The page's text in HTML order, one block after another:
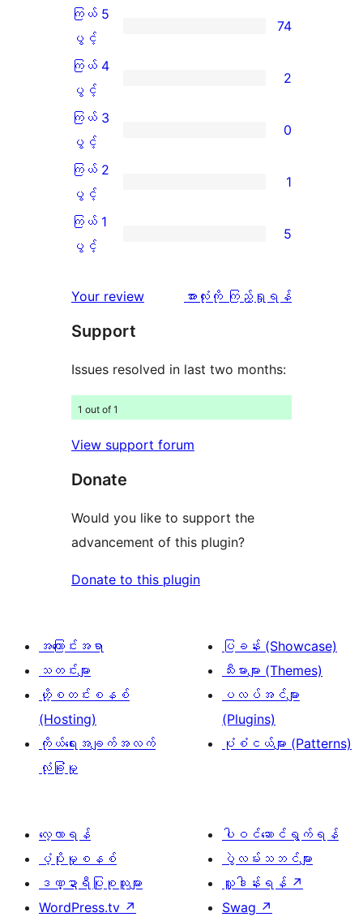
ကြယ်
5
ပွင့်
အဆင့်
သုံးသပ်
ကြယ် 5
ပွင့်
74
ကြယ်
4
ပွင့်
အဆင့်
သုံးသပ်
ကြယ် 4
ပွင့်
2
ကြယ်
3
ပွင့်
အဆင့်
သုံးသပ်
ကြယ် 3
ပွင့်
0
ကြယ်
2
ပွင့်
သုံးသပ်
1
စောင်
ကြယ် 2
ပွင့်
1
ကြယ်
ပွင့်
သုံးသပ်
ချက်
စောင်
ကြယ် 1
ပွင့်
5
Your review
သုံးသပ်
အားလုံးကို ကြည့်ရှုရန်
Support
Issues resolved in last two months:
1 out of 1
View support forum
Donate
Would you like to support the
advancement of this plugin?
Donate to this plugin
အကြောင်းအရာ
သတင်းများ
ဟို့စတင်းစနစ်
(Hosting)
ကိုယ်ရေးအချက်အလက်
လုံခြုံမှု
ပြခန်း (Showcase)
သီးမားများ (Themes)
ပလပ်အင်များ
(Plugins)
ပုံစံငယ်များ (Patterns)
လေ့လာရန်
ပံ့ပိုးမှုစနစ်
ဒဏ္ဍာရီပြုစုသူများ
WordPress.tv ↗
ပါဝင်ဆောင်ရွက်ရန်
ပွဲလမ်းသဘင်များ
လှူဒါန်းရန် ↗
Swag ↗